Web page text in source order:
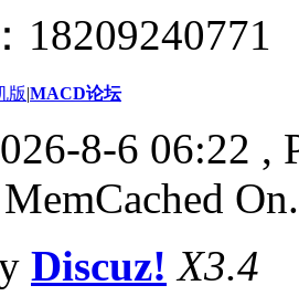
版|MACD论坛
8-6 06:22 ,
On.
Discuz! X3.4